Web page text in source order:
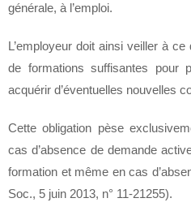
générale, à l’emploi.
L’employeur doit ainsi veiller à
de formations suffisantes pour
acquérir d’éventuelles nouvelles
Cette obligation pèse
cas d’absence de demande
formation et même en cas
Soc., 5 juin 2013, n° 11-21255).